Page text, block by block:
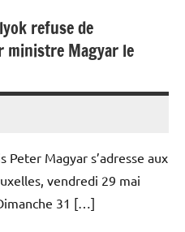
refuse de
ministre Magyar le
Magyar s’adresse aux
vendredi 29 mai
31 […]